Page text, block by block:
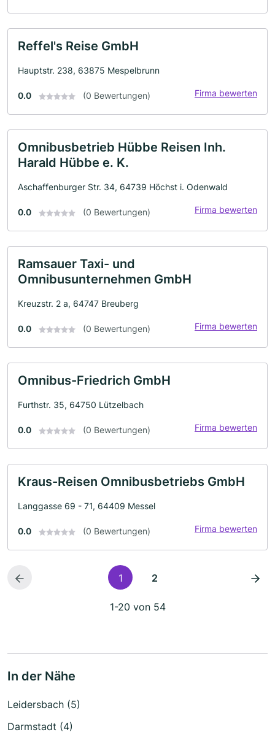
Reffel's Reise GmbH
Hauptstr. 238, 63875 Mespelbrunn
0.0 (0 Bewertungen) Firma bewerten
Omnibusbetrieb Hübbe Reisen Inh.
Harald Hübbe e. K.
Aschaffenburger Str. 34, 64739 Höchst i. Odenwald
0.0 (0 Bewertungen) Firma bewerten
Ramsauer Taxi- und
Omnibusunternehmen GmbH
Kreuzstr. 2 a, 64747 Breuberg
0.0 (0 Bewertungen) Firma bewerten
Omnibus-Friedrich GmbH
Furthstr. 35, 64750 Lützelbach
0.0 (0 Bewertungen) Firma bewerten
Kraus-Reisen Omnibusbetriebs GmbH
Langgasse 69 - 71, 64409 Messel
0.0 (0 Bewertungen) Firma bewerten
1 2
1-20 von 54
In der Nähe
Leidersbach (5)
Darmstadt (4)